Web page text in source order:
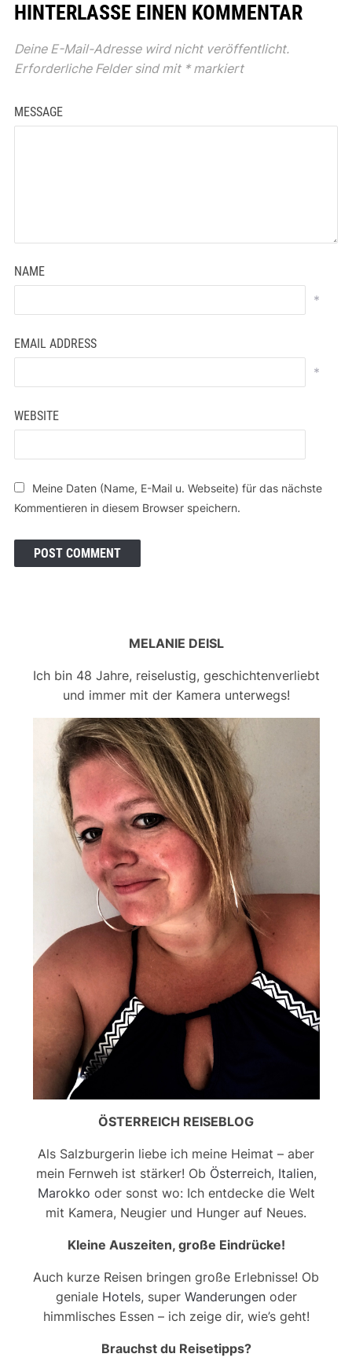
HINTERLASSE EINEN KOMMENTAR
Deine E-Mail-Adresse wird nicht veröffentlicht.
Erforderliche Felder sind mit *markiert
MESSAGE
NAME
*
EMAIL ADDRESS
*
WEBSITE
Meine Daten (Name, E-Mail u. Webseite) für das nächste
Kommentieren in diesem Browser speichern.
MELANIE DEISL
Ich bin 48 Jahre, reiselustig, geschichtenverliebt
und immer mit der Kamera unterwegs!
ÖSTERREICH REISEBLOG
Als Salzburgerin liebe ich meine Heimat – aber
mein Fernweh ist stärker! Ob Österreich, Italien,
Marokko oder sonst wo: Ich entdecke die Welt
mit Kamera, Neugier und Hunger auf Neues.
Kleine Auszeiten, große Eindrücke!
Auch kurze Reisen bringen große Erlebnisse! Ob
geniale Hotels, super Wanderungenoder
himmlisches Essen – ich zeige dir, wie’s geht!
Brauchst du Reisetipps?